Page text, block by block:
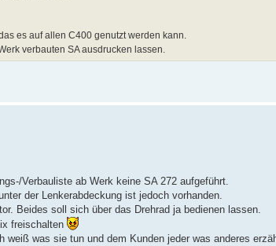
es auf allen C400 genutzt werden kann.
verbauten SA ausdrucken lassen.
Verbauliste ab Werk keine SA 272 aufgeführt.
der Lenkerabdeckung ist jedoch vorhanden.
Beides soll sich über das Drehrad ja bedienen lassen.
freischalten
was sie tun und dem Kunden jeder was anderes